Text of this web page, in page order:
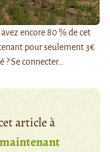
encore 80 % de cet
pour seulement 3€
Se connecter…
article à